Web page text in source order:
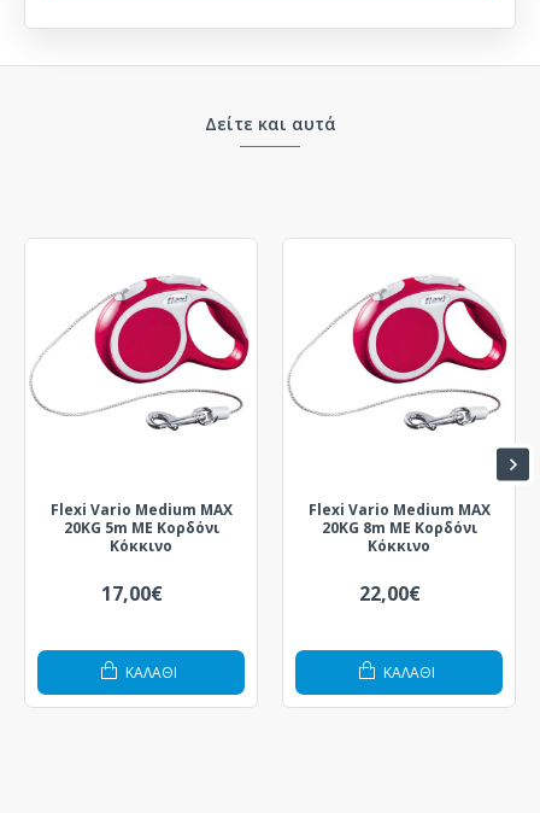
Δείτε και αυτά
Flexi Vario Medium MAX
20KG 5m ΜΕ Κορδόνι
Κόκκινο
17,00€
ΚΑΛΆΘΙ
Flexi Vario Medium MAX
20KG 8m ΜΕ Κορδόνι
Κόκκινο
22,00€
ΚΑΛΆΘΙ